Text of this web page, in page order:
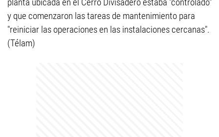
y que comenzaron las tareas de mantenimiento para
"reiniciar las operaciones en las instalaciones cercanas".
(Télam)